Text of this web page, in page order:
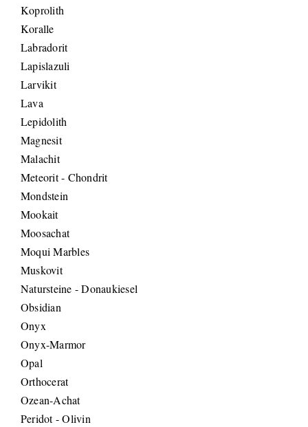
Koprolith
Koralle
Labradorit
Lapislazuli
Larvikit
Lava
Lepidolith
Magnesit
Malachit
Meteorit - Chondrit
Mondstein
Mookait
Moosachat
Moqui Marbles
Muskovit
Natursteine - Donaukiesel
Obsidian
Onyx
Onyx-Marmor
Opal
Orthocerat
Ozean-Achat
Peridot - Olivin